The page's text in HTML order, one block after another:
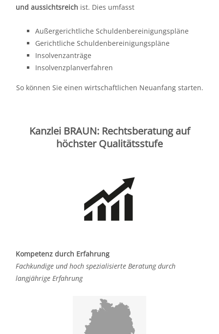
und aussichtsreich ist. Dies umfasst
Außergerichtliche Schuldenbereinigungspläne
Gerichtliche Schuldenbereinigungspläne
Insolvenzanträge
Insolvenzplanverfahren
So können Sie einen wirtschaftlichen Neuanfang starten.
Kanzlei BRAUN: Rechtsberatung auf
höchster Qualitätsstufe
Kompetenz durch Erfahrung
Fachkundige und hoch spezialisierte Beratung durch
langjährige Erfahrung